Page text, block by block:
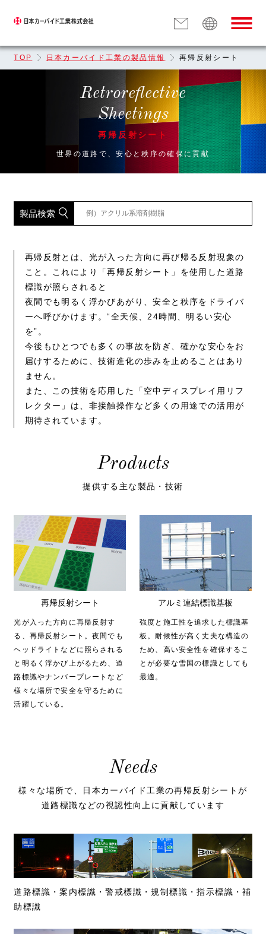
TOP 日本カーバイド工業の製品情報 再帰反射シート
Retroreflective
Sheetings
再帰反射シート
世界の道路で、安心と秩序の確保に貢献
製品検索
再帰反射とは、光が入った方向に再び帰る反射現象の
こと。これにより「再帰反射シート」を使用した道路
標識が照らされると
夜間でも明るく浮かびあがり、安全と秩序をドライバ
ーへ呼びかけます。“全天候、24時間、明るい安心
を”。
今後もひとつでも多くの事故を防ぎ、確かな安心をお
届けするために、技術進化の歩みを止めることはあり
ません。
また、この技術を応用した「空中ディスプレイ用リフ
レクター」は、非接触操作など多くの用途での活用が
期待されています。
Products
提供する主な製品・技術
再帰反射シート
光が入った方向に再帰反射す
る、再帰反射シート。夜間でも
ヘッドライトなどに照らされる
と明るく浮かび上がるため、道
路標識やナンバープレートなど
様々な場所で安全を守るために
活躍している。
アルミ連結標識基板
強度と施工性を追求した標識基
板。耐候性が高く丈夫な構造の
ため、高い安全性を確保するこ
とが必要な雪国の標識としても
最適。
Needs
様々な場所で、日本カーバイド工業の再帰反射シートが
道路標識などの視認性向上に貢献しています
道路標識・案内標識・警戒標識・規制標識・指示標識・補
助標識